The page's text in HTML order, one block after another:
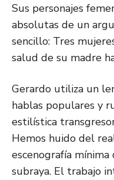
Sus personajes
absolutas de un
sencillo: Tres
salud de su madre
Gerardo utiliza un
hablas populares y
estilística
Hemos huido del
escenografía
subraya. El trabajo